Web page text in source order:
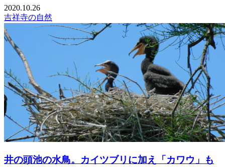
2020.10.26
吉祥寺の自然
井の頭池の水鳥。カイツブリに加え「カワウ」も